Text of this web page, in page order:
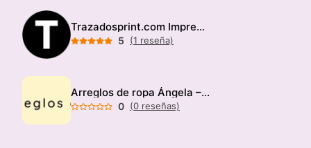
Trazadosprint.com Imprenta
5 (1 reseña)
Arreglos de ropa Ángela – Modista
0 (0 reseñas)